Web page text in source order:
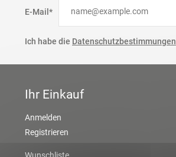
E-Mail*
Ich habe die Datenschutzbestimmungen
Ihr Einkauf
Anmelden
Registrieren
Wunschliste